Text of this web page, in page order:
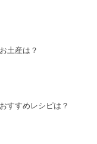
土産は？
すすめレシピは？